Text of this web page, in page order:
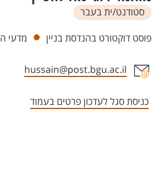
סטודנט/ית בעבר
יחידות
פוסט דוקטורט בהנדסת בניין מדעי
hussain@post.bgu.ac.il
כניסת סגל לעדכון פרטים בעמוד